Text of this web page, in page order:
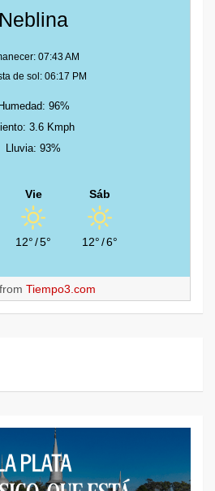
Neblina
07:43 AM
de sol: 06:17 PM
Humedad: 96%
3.6 Kmph
Lluvia: 93%
Vie
12°/5°
Sáb
12°/6°
Tiempo3.com